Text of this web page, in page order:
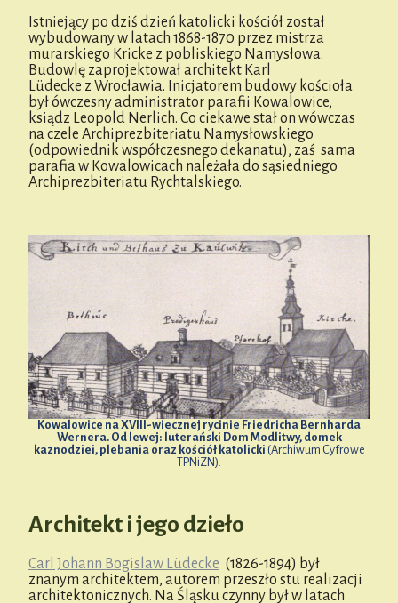
Istniejący po dziś dzień katolicki kościół został
wybudowany w latach 1868-1870 przez mistrza
murarskiego Kricke z pobliskiego Namysłowa.
Budowlę zaprojektował architekt Karl
Lüdecke z Wrocławia. Inicjatorem budowy kościoła
był ówczesny administrator parafii Kowalowice,
ksiądz Leopold Nerlich. Co ciekawe stał on wówczas
na czele Archiprezbiteriatu Namysłowskiego
(odpowiednik współczesnego dekanatu), zaś sama
parafia w Kowalowicach należała do sąsiedniego
Archiprezbiteriatu Rychtalskiego.
Kowalowice na XVIII-wiecznej rycinie Friedricha Bernharda
Wernera. Od lewej: luterański Dom Modlitwy, domek
kaznodziei, plebania oraz kościół katolicki (Archiwum Cyfrowe
TPNiZN).
Architekt i jego dzieło
Carl Johann Bogislaw Lüdecke (1826-1894) był
znanym architektem, autorem przeszło stu realizacji
architektonicznych. Na Śląsku czynny był w latach